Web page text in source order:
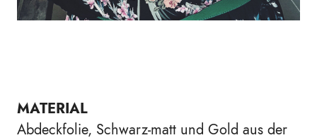
MATERIAL
Abdeckfolie, Schwarz-matt und Gold aus der